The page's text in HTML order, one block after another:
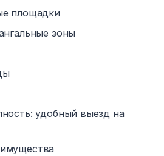
площадки
зоны
удобный выезд на